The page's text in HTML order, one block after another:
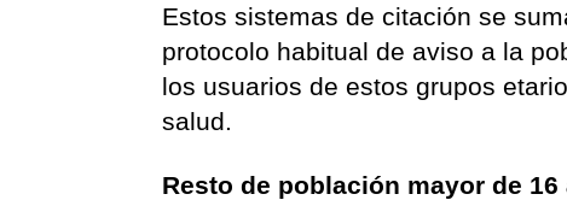
Estos sistemas de citación se
protocolo habitual de aviso a la
los usuarios de estos grupos
salud.
Resto de población mayor de 16